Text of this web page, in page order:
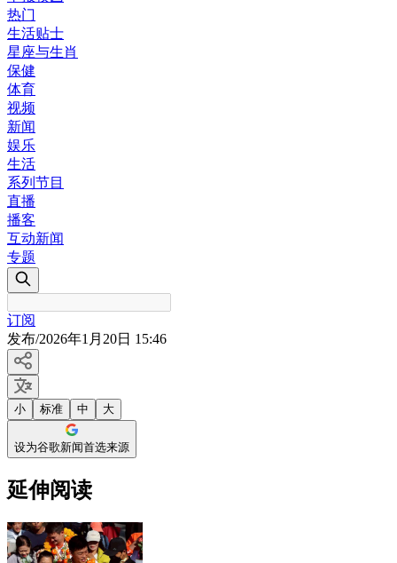
热门
生活贴士
星座与生肖
保健
体育
视频
新闻
娱乐
生活
系列节目
直播
播客
互动新闻
专题
订阅
发布/2026年1月20日 15:46
小 标准 中 大
设为谷歌新闻首选来源
延伸阅读